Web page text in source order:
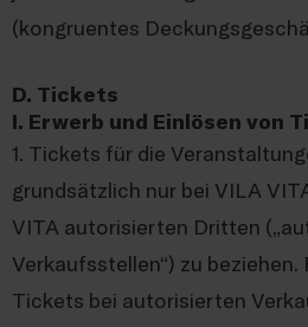
(kongruentes
D. Tickets
I. Erwerb und Einlösen von
1. Tickets für die
grundsätzlich nur bei VILA
VITA autorisierten Dritten
Verkaufsstellen“) zu beziehen.
Tickets bei autorisierten